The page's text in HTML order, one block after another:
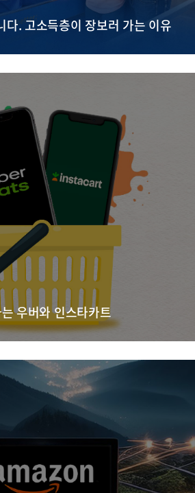
다. 고소득층이 장보러 가는 이유
우버와 인스타카트